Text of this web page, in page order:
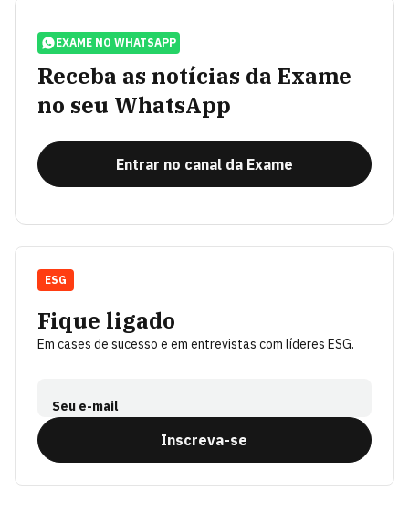
EXAME NO WHATSAPP
Receba as notícias da Exame
no seu WhatsApp
Entrar no canal da Exame
Fique ligado
Em cases de sucesso e em entrevistas com líderes ESG.
Seu e-mail
Inscreva-se
ESG